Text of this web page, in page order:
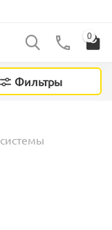
0
Фильтры